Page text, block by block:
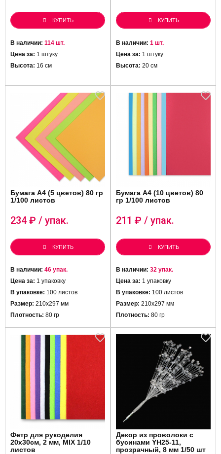
КУПИТЬ
В наличии: 114 шт.
Цена за: 1 штуку
Высота: 16 см
КУПИТЬ
В наличии: 1 шт.
Цена за: 1 штуку
Высота: 20 см
Бумага А4 (5 цветов) 80 гр
1/100 листов
234 ₽ / упак.
КУПИТЬ
В наличии: 46 упак.
Цена за: 1 упаковку
В упаковке: 100 листов
Размер: 210х297 мм
Плотность: 80 гр
Бумага А4 (10 цветов) 80
гр 1/100 листов
211 ₽ / упак.
КУПИТЬ
В наличии: 32 упак.
Цена за: 1 упаковку
В упаковке: 100 листов
Размер: 210х297 мм
Плотность: 80 гр
Фетр для рукоделия
20х30см, 2 мм, MIX 1/10
листов
Декор из проволоки с
бусинами YH25-11,
прозрачный, 8 мм 1/50 шт